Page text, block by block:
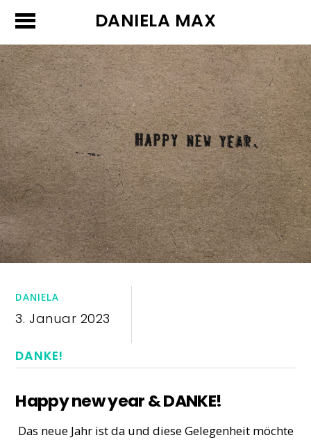
DANIELA MAX
DANIELA
3. Januar 2023
DANKE!
Happy new year & DANKE!
Das neue Jahr ist da und diese Gelegenheit möchte